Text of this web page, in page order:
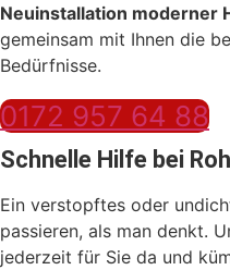
Neuinstallation moderner
gemeinsam mit Ihnen die
Bedürfnisse.
0172 957 64 88
Schnelle Hilfe bei
Ein verstopftes oder
passieren, als man denkt.
jederzeit für Sie da und